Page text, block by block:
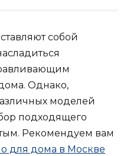
собой
Однако,
моделей
подходящего
Рекомендуем вам
для дома в Москве